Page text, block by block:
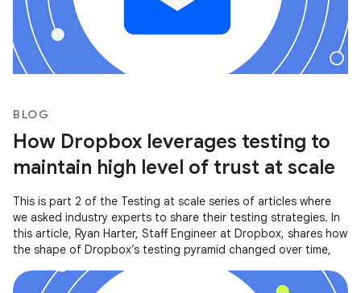
BLOG
How Dropbox leverages testing to
maintain high level of trust at scale
This is part 2 of the Testing at scale series of articles where
we asked industry experts to share their testing strategies. In
this article, Ryan Harter, Staff Engineer at Dropbox, shares how
the shape of Dropbox’s testing pyramid changed over time,